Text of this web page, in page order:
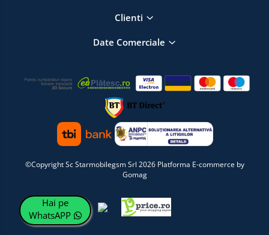
Clienti
Date Comerciale
©Copyright Sc Starmobilegsm Srl 2026 Platforma E-commerce by
Gomag
Hai pe
WhatsAPP